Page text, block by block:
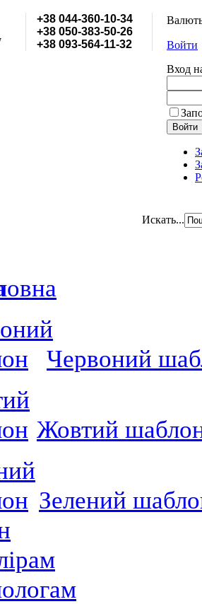
+38 044-360-10-34
+38 050-383-50-26
+38 093-564-11-32
Войти
Вход
Искать...
Червоний
Жовтий
Зелений